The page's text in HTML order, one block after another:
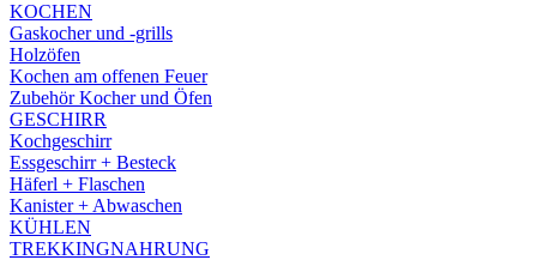
KOCHEN
Gaskocher und -grills
Holzöfen
Kochen am offenen Feuer
Zubehör Kocher und Öfen
GESCHIRR
Kochgeschirr
Essgeschirr + Besteck
Häferl + Flaschen
Kanister + Abwaschen
KÜHLEN
TREKKINGNAHRUNG